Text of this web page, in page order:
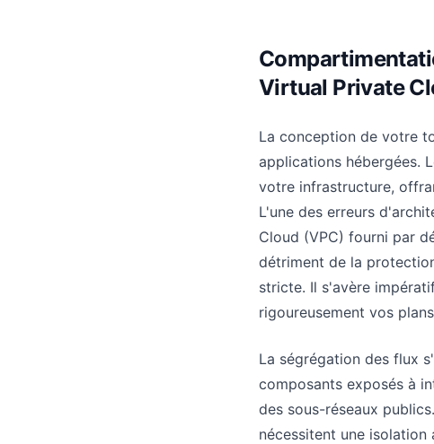
Virtual Private
La conception de votre
applications hébergées.
votre infrastructure,
L'une des erreurs
Cloud (VPC) fourni par
détriment de la
stricte. Il s'avère
rigoureusement vos
La ségrégation des flux
composants exposés à
des sous-réseaux
nécessitent une isolation